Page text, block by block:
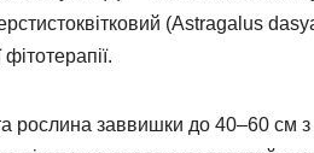
(Astragalus
рослина заввишки до 40–60 см